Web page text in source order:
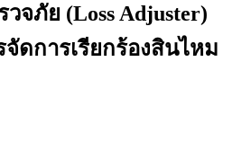
จภัย (Loss Adjuster)
ดการเรียกร้องสินไหม